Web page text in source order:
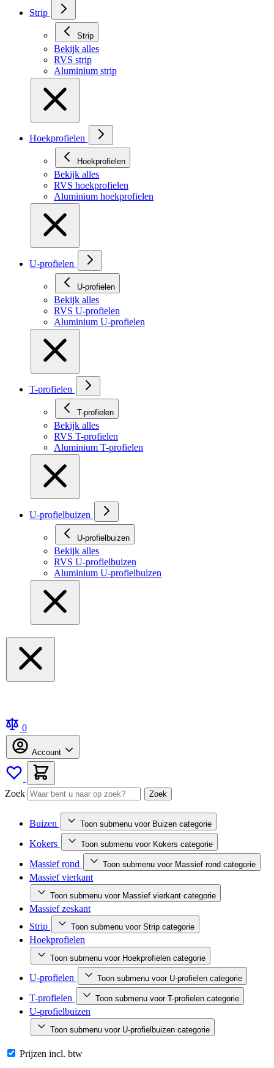
Strip
Strip
Bekijk alles
RVS strip
Aluminium strip
Hoekprofielen
Hoekprofielen
Bekijk alles
RVS hoekprofielen
Aluminium hoekprofielen
U-profielen
U-profielen
Bekijk alles
RVS U-profielen
Aluminium U-profielen
T-profielen
T-profielen
Bekijk alles
RVS T-profielen
Aluminium T-profielen
U-profielbuizen
U-profielbuizen
Bekijk alles
RVS U-profielbuizen
Aluminium U-profielbuizen
0
Account
Zoek Zoek
Buizen Toon submenu voor Buizen categorie
Kokers Toon submenu voor Kokers categorie
Massief rond Toon submenu voor Massief rond categorie
Massief vierkant
Toon submenu voor Massief vierkant categorie
Massief zeskant
Strip
Toon submenu voor Strip categorie
Hoekprofielen
Toon submenu voor Hoekprofielen categorie
U-profielen Toon submenu voor U-profielen categorie
T-profielen Toon submenu voor T-profielen categorie
U-profielbuizen
Toon submenu voor U-profielbuizen categorie
Prijzen incl. btw